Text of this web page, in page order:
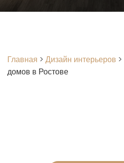
Главная > Дизайн интерьеров >
домов в Ростове